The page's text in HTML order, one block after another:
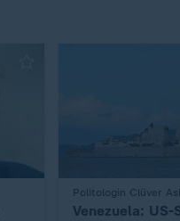
Politologin Clüver
:
Venezuela: